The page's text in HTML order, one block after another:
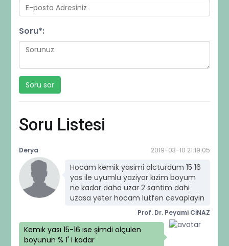
Soru*:
Soru Listesi
Derya 2019-03-10 21:19:05
Hocam kemik yasimi ölcturdum 15 16
yas ile uyumlu yaziyor kızim boyum
ne kadar daha uzar 2 santim dahi
uzasa yeter hocam lutfen cevaplayin
Prof. Dr. Peyami CİNAZ
Kemık yası 15-16 ıse şimdi olçulen
boyunun % 1' i kadar